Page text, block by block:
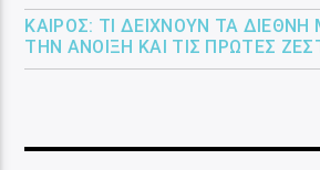
ΚΑΙΡΌΣ: ΤΙ ΔΕΊΧΝΟΥΝ ΤΑ
ΤΗΝ ΆΝΟΙΞΗ ΚΑΙ ΤΙΣ ΠΡΏΤΕΣ